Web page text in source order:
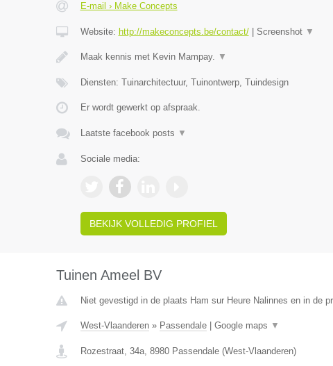
E-mail › Make Concepts
Website: http://makeconcepts.be/contact/| Screenshot ▼
Maak kennis met Kevin Mampay. ▼
Diensten: Tuinarchitectuur, Tuinontwerp, Tuindesign
Er wordt gewerkt op afspraak.
Laatste facebook posts ▼
Sociale media:
BEKIJK VOLLEDIG PROFIEL
Tuinen Ameel BV
Niet gevestigd in de plaats Ham sur Heure Nalinnes en in de
West-Vlaanderen» Passendale| Google maps ▼
Rozestraat, 34a, 8980 Passendale(West-Vlaanderen)